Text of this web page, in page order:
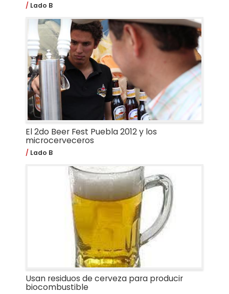
Lado B
El 2do Beer Fest Puebla 2012 y los
microcerveceros
Lado B
Usan residuos de cerveza para producir
biocombustible